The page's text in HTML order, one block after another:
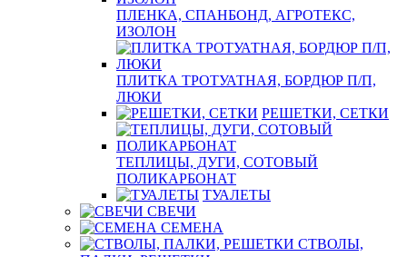
ПЛЕНКА, СПАНБОНД, АГРОТЕКС,
ИЗОЛОН
ПЛИТКА ТРОТУАТНАЯ, БОРДЮР П/П,
ЛЮКИ
РЕШЕТКИ, СЕТКИ
ТЕПЛИЦЫ, ДУГИ, СОТОВЫЙ
ПОЛИКАРБОНАТ
ТУАЛЕТЫ
СВЕЧИ
СЕМЕНА
СТВОЛЫ,